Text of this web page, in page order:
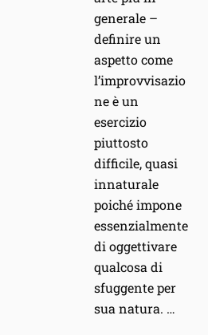
generale –
definire un
aspetto come
l’improvvisazio
ne è un
esercizio
piuttosto
difficile, quasi
innaturale
poiché impone
essenzialmente
di oggettivare
qualcosa di
sfuggente per
sua natura. …